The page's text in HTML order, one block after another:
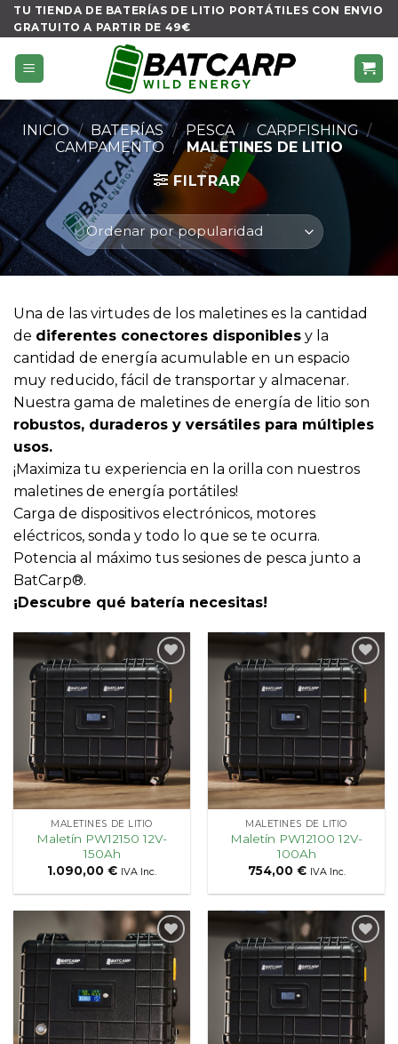
Skip
content
TU TIENDA DE BATERÍAS DE LITIO PORTÁTILES CON ENVIO
GRATUITO A PARTIR DE 49€
INICIO / BATERÍAS / PESCA / CARPFISHING /
CAMPAMENTO / MALETINES DE LITIO
FILTRAR
Una de las virtudes de los maletines es la cantidad
de diferentes conectores disponibles y la
cantidad de energía acumulable en un espacio
muy reducido, fácil de transportar y almacenar.
Nuestra gama de maletines de energía de litio son
robustos, duraderos y versátiles para múltiples
usos.
¡Maximiza tu experiencia en la orilla con nuestros
maletines de energía portátiles!
Carga de dispositivos electrónicos, motores
eléctricos, sonda y todo lo que se te ocurra.
Potencia al máximo tus sesiones de pesca junto a
BatCarp®.
¡Descubre qué batería necesitas!
Añadir
a la
lista
deseos
MALETINES DE LITIO
Maletín PW12150 12V-
150Ah
1.090,00 € IVA Inc.
Añadir
a la
lista
deseos
MALETINES DE LITIO
Maletín PW12100 12V-
100Ah
754,00 € IVA Inc.
Añadir
a la
lista
de
deseos
Añadir
a la
de
deseos